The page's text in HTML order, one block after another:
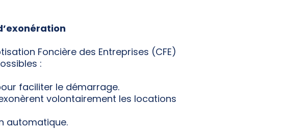
Foncière des Entreprises (CFE)
:
faciliter le démarrage.
volontairement les locations
automatique.